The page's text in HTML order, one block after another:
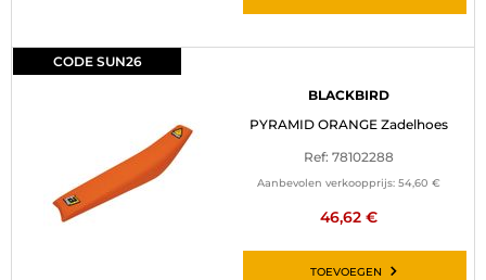
CODE SUN26
BLACKBIRD
PYRAMID ORANGE Zadelhoes
Ref: 78102288
Aanbevolen verkoopprijs: 54,60 €
46,62 €
TOEVOEGEN